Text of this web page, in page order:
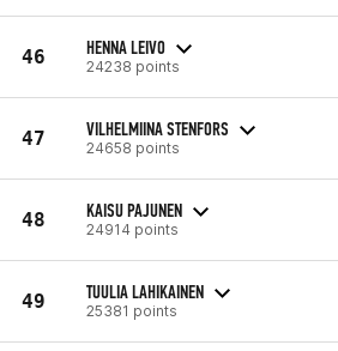
46 HENNA LEIVO
24238 points
47 VILHELMIINA STENFORS
24658 points
48 KAISU PAJUNEN
24914 points
49 TUULIA LAHIKAINEN
25381 points